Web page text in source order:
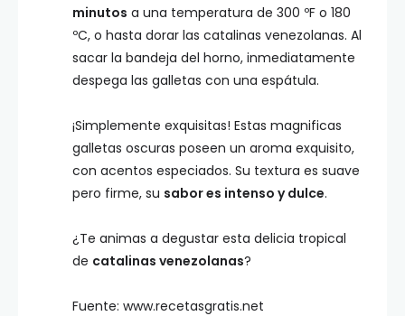
minutos a una temperatura de 300 ºF o 180
ºC, o hasta dorar las catalinas venezolanas. Al
sacar la bandeja del horno, inmediatamente
despega las galletas con una espátula.
¡Simplemente exquisitas! Estas magnificas
galletas oscuras poseen un aroma exquisito,
con acentos especiados. Su textura es suave
pero firme, su sabor es intenso y dulce.
¿Te animas a degustar esta delicia tropical
de catalinas venezolanas?
Fuente: www.recetasgratis.net